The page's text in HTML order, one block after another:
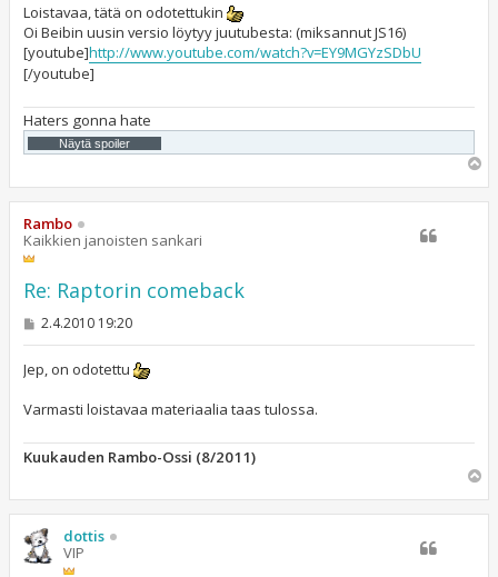
Loistavaa, tätä on odotettukin
Oi Beibin uusin versio löytyy juutubesta: (miksannut JS16)
[youtube]http://www.youtube.com/watch?v=EY9MGYzSDbU
[/youtube]
Haters gonna hate
ö
Rambo
Kaikkien janoisten sankari
Re: Raptorin comeback
V
s
t
2.4.2010 19:20
Jep, on odotettu
Varmasti loistavaa materiaalia taas tulossa.
Kuukauden Rambo-Ossi (8/2011)
ö
dottis
VIP